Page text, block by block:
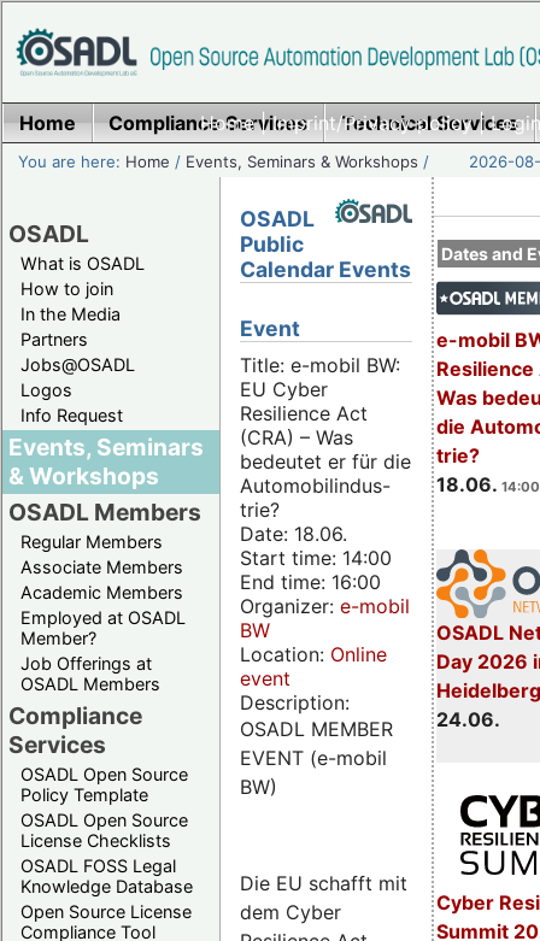
Home|Imprint/Privacy policy|
Home Compliance Services Technical Services
You are here: Home / Events, Seminars & Workshops / 2026-
OSADL
What is OSADL
How to join
In the Media
Partners
Jobs@OSADL
Logos
Info Request
Events, Seminars
& Workshops
OSADL Members
Regular Members
Associate Members
Academic Members
Employed at OSADL
Member?
Job Offerings at
OSADL Members
Compliance
Services
OSADL Open Source
Policy Template
OSADL Open Source
License Checklists
OSADL FOSS Legal
Knowledge Database
Open Source License
Compliance Tool
Dates and
e-mobil
Resilience
Was
die
trie?
18.06.
OSADL
Day 2026
24.06.
Cyber
Summit
OSADL
Public
Calendar Events
Event
Title: e-mobil BW:
EU Cyber
Resilience Act
(CRA) – Was
bedeutet er für die
Automobilindus-
trie?
Date: 18.06.
Start time: 14:00
End time: 16:00
Organizer: e-mobil
BW
Location: Online
event
Description:
OSADL MEMBER
EVENT (e-mobil
BW)
Die EU schafft mit
dem Cyber